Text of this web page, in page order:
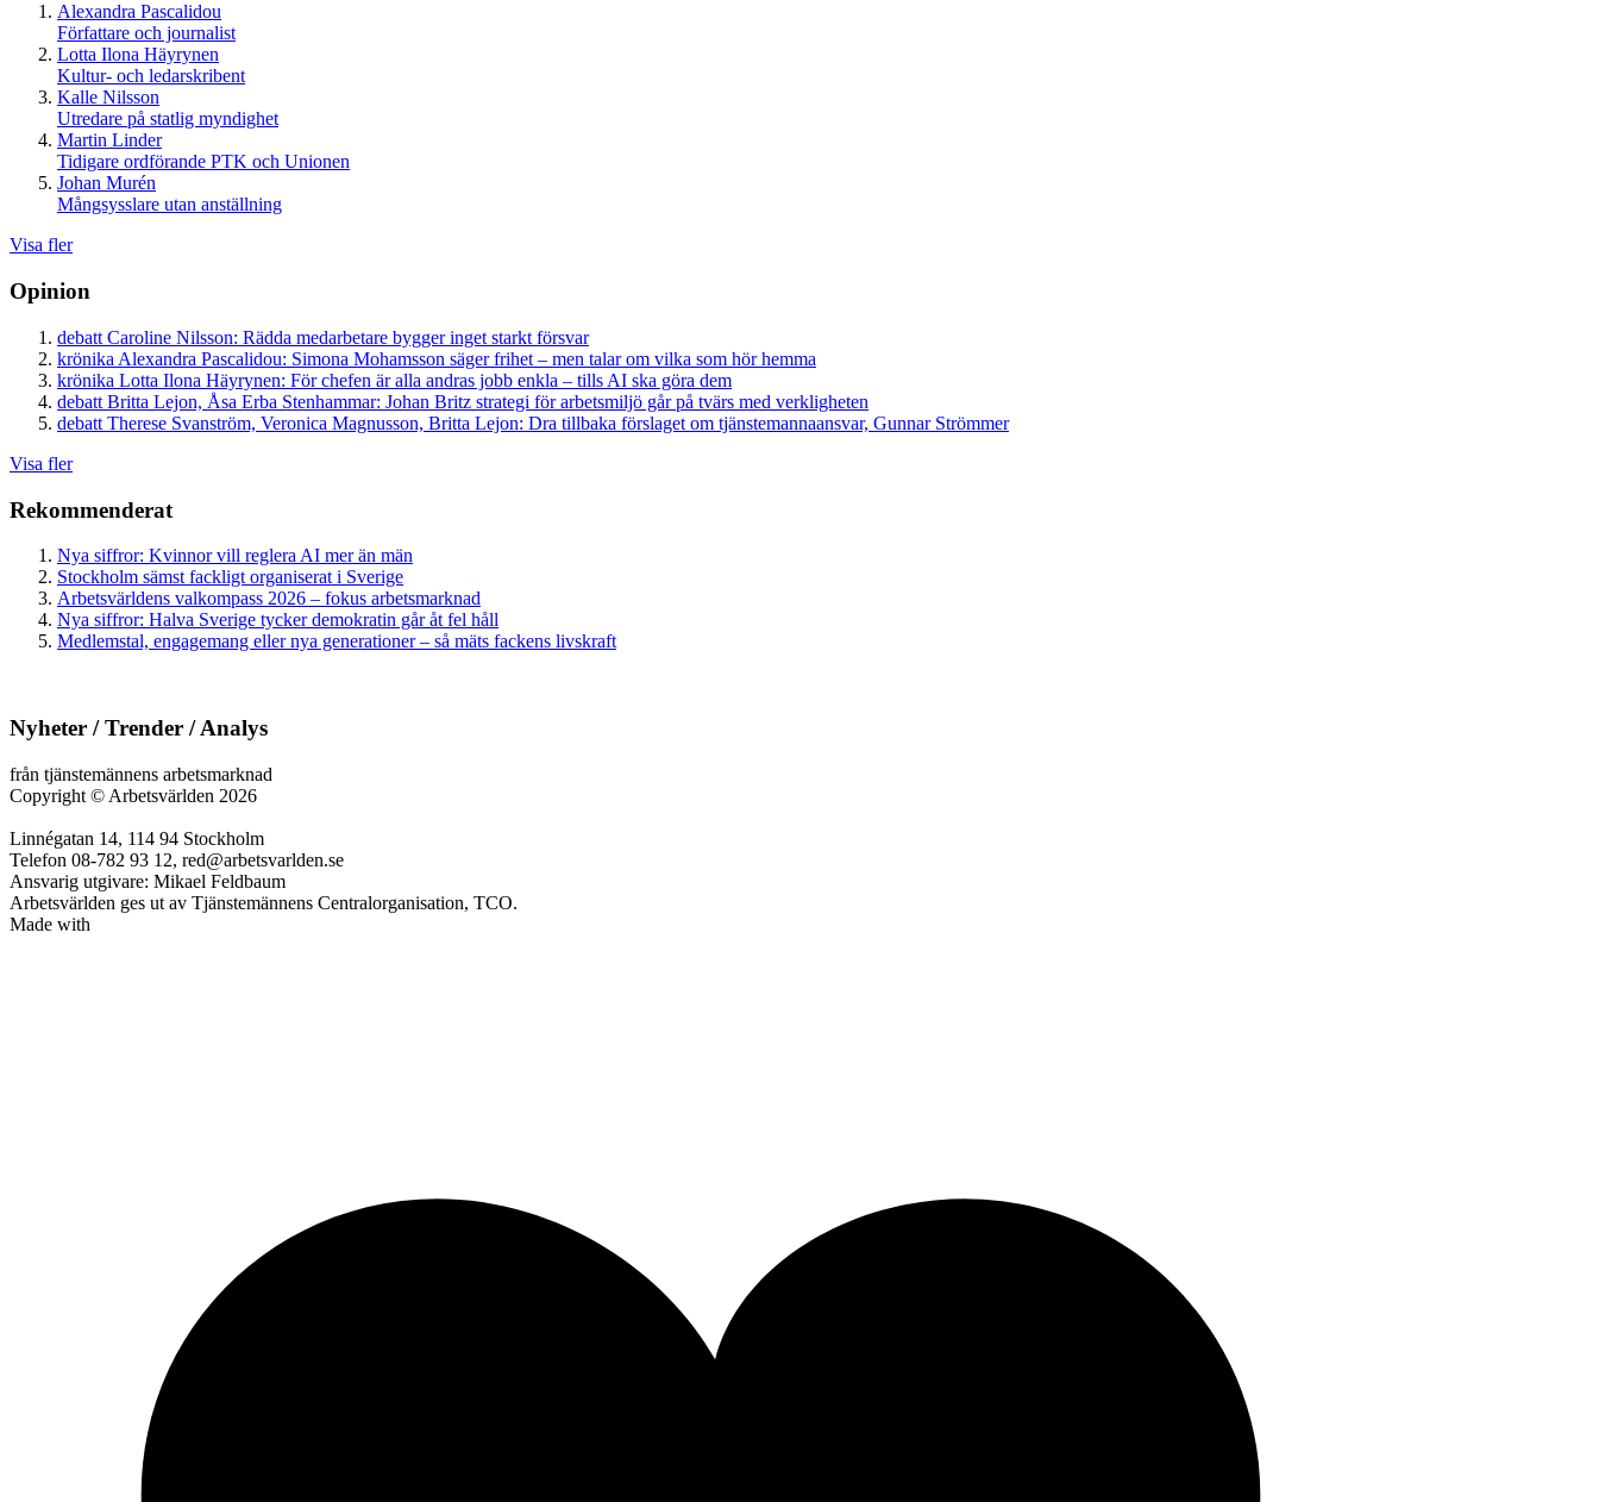
Alexandra Pascalidou
Författare och journalist
Lotta Ilona Häyrynen
Kultur- och ledarskribent
Kalle Nilsson
Utredare på statlig myndighet
Martin Linder
Tidigare ordförande PTK och Unionen
Johan Murén
Mångsysslare utan anställning
Visa fler
Opinion
debatt Caroline Nilsson: Rädda medarbetare bygger inget starkt försvar
krönika Alexandra Pascalidou: Simona Mohamsson säger frihet – men talar om vilka som hör hemma
krönika Lotta Ilona Häyrynen: För chefen är alla andras jobb enkla – tills AI ska göra dem
debatt Britta Lejon, Åsa Erba Stenhammar: Johan Britz strategi för arbetsmiljö går på tvärs med verkligheten
debatt Therese Svanström, Veronica Magnusson, Britta Lejon: Dra tillbaka förslaget om tjänstemannaansvar, Gunnar Strömmer
Visa fler
Rekommenderat
Nya siffror: Kvinnor vill reglera AI mer än män
Stockholm sämst fackligt organiserat i Sverige
Arbetsvärldens valkompass 2026 – fokus arbetsmarknad
Nya siffror: Halva Sverige tycker demokratin går åt fel håll
Medlemstal, engagemang eller nya generationer – så mäts fackens livskraft
Nyheter / Trender / Analys
från tjänstemännens arbetsmarknad
Copyright © Arbetsvärlden 2026
Linnégatan 14, 114 94 Stockholm
Telefon 08-782 93 12, red@arbetsvarlden.se
Ansvarig utgivare: Mikael Feldbaum
Arbetsvärlden ges ut av Tjänstemännens Centralorganisation, TCO.
Made with